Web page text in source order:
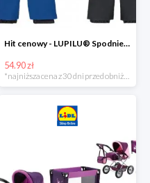
Hit cenowy - LUPILU® Spodnie narciarskie chłopięce
54.90 zł